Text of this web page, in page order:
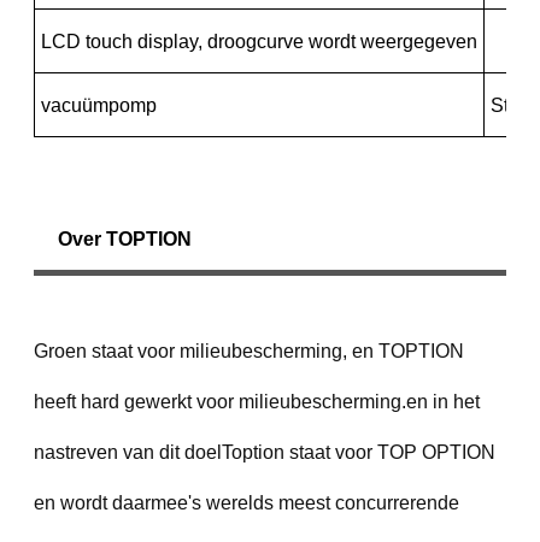
LCD touch display, droogcurve wordt weergegeven
vacuümpomp
Over TOPTION
Groen staat voor milieubescherming, en TOPTION
heeft hard gewerkt voor milieubescherming.en in het
nastreven van dit doelToption staat voor TOP OPTION
en wordt daarmee's werelds meest concurrerende